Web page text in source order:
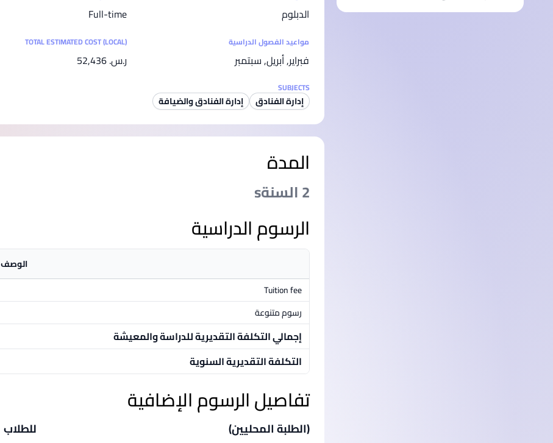
SEGi University Kota Damansara
Management and Science University (MSU)
الدبلوم Full-time
مواعيد الفصول الدراسية
فبراير, أبريل, سبتمبر
TOTAL ESTIMATED COST (LOCAL)
ر.س.‏ 52,436
SUBJECTS
إدارة الفنادق إدارة الفنادق والضيافة
المدة
2 السنةs
الرسوم الدراسية
الوصف
Tuition fee
رسوم متنوعة
إجمالي التكلفة التقديرية للدراسة والمعيشة
التكلفة التقديرية السنوية
تفاصيل الرسوم الإضافية
(الطلبة المحليين) للطلاب